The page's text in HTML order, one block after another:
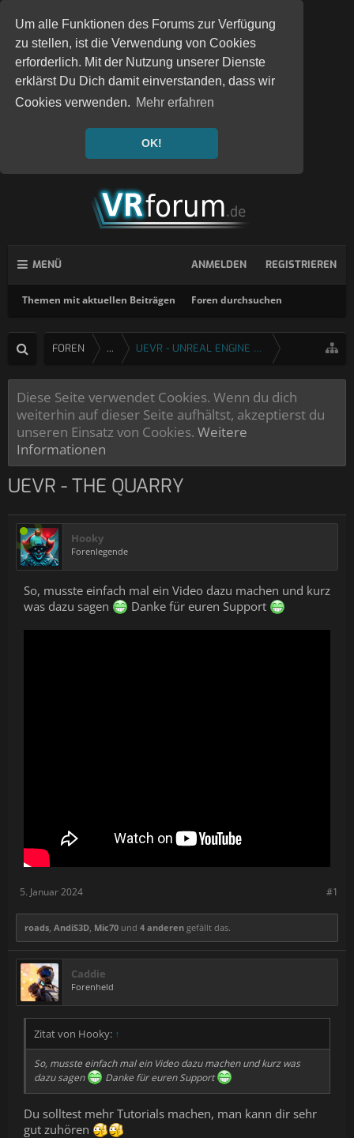
Um alle Funktionen des Forums zur Verfügung
zu stellen, ist die Verwendung von Cookies
erforderlich. Mit der Nutzung unserer Dienste
erklärst Du Dich damit einverstanden, dass wir
Cookies verwenden. Mehr erfahren
OK!
MENÜ
Themen mit aktuellen Beiträgen Foren durchsuchen
ANMELDEN REGISTRIEREN
FOREN ... UEVR - UNREAL ENGINE 4 & 5 VR INJEKTOR
Diese Seite verwendet Cookies. Wenn du dich
weiterhin auf dieser Seite aufhältst, akzeptierst du
unseren Einsatz von Cookies. Weitere
Informationen
UEVR - THE QUARRY
Hooky
Forenlegende
So, musste einfach mal ein Video dazu machen und kurz
was dazu sagen
Danke für euren Support
#1
5. Januar 2024
roads, AndiS3D, Mic70 und 4 anderen gefällt das.
Caddie
Forenheld
Zitat von Hooky: ↑
So, musste einfach mal ein Video dazu machen und kurz was
dazu sagen
Danke für euren Support
Du solltest mehr Tutorials machen, man kann dir sehr
gut zuhören